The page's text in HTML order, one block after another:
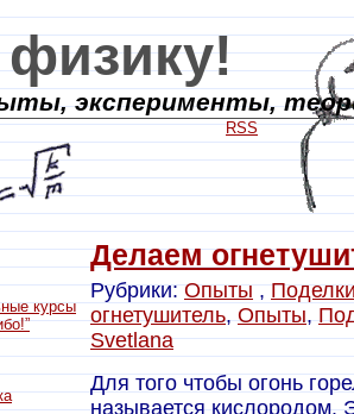
курсы
Делаем
Рубрики:Опыты,
огнетушитель,Опыты,
Svetlana
Для того чтобы огонь
называется кислородом.
физику!
эксперименты,
RSS